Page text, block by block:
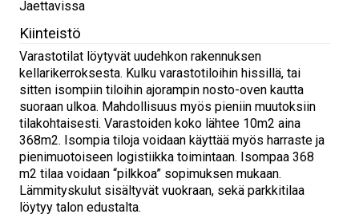
Jaettavissa
Kiinteistö
Varastotilat löytyvät uudehkon rakennuksen
kellarikerroksesta. Kulku varastotiloihin hissillä, tai
sitten isompiin tiloihin ajorampin nosto-oven kautta
suoraan ulkoa. Mahdollisuus myös pieniin muutoksiin
tilakohtaisesti. Varastoiden koko lähtee 10m2 aina
368m2. Isompia tiloja voidaan käyttää myös harraste ja
pienimuotoiseen logistiikka toimintaan. Isompaa 368
m2 tilaa voidaan “pilkkoa” sopimuksen mukaan.
Lämmityskulut sisältyvät vuokraan, sekä parkkitilaa
löytyy talon edustalta.